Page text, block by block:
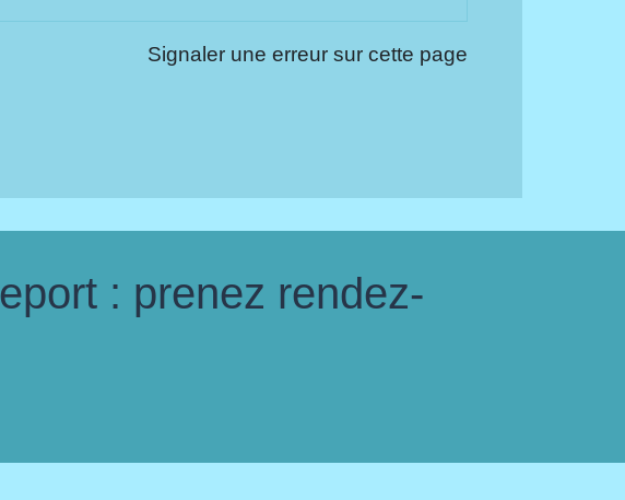
Signaler une erreur sur cette page
: prenez rendez-